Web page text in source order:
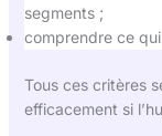
segments ;
comprendre ce qui
Tous ces critères
efficacement si